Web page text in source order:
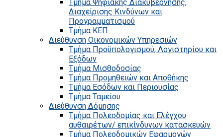
Τμήμα Ψηφιακής Διακυβέρνησης,
Διαχείρισης Κινδύνων και
Προγραμματισμού
Τμήμα ΚΕΠ
Διεύθυνση Οικονομικών Υπηρεσιών
Τμήμα Προϋπολογισμού, Λογιστηρίου και
Εξόδων
Τμήμα Μισθοδοσίας
Τμήμα Προμηθειών και Αποθήκης
Τμήμα Εσόδων και Περιουσίας
Τμήμα Ταμείου
Διεύθυνση Δόμησης
Τμήμα Πολεοδομίας και Ελέγχου
αυθαιρέτων/ επικίνδυνων κατασκευών
Τμήμα Πολεοδομικών Εφαρμογών